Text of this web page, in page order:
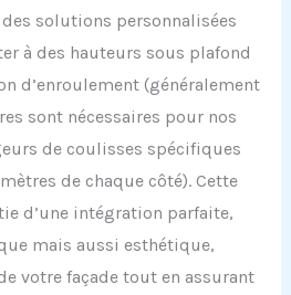
solutions personnalisées
à des hauteurs sous plafond
d’enroulement (généralement
sont nécessaires pour nos
de coulisses spécifiques
de chaque côté). Cette
d’une intégration parfaite,
mais aussi esthétique,
votre façade tout en assurant